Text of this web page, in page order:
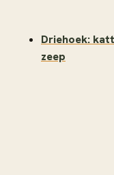
Driehoek:
zeep